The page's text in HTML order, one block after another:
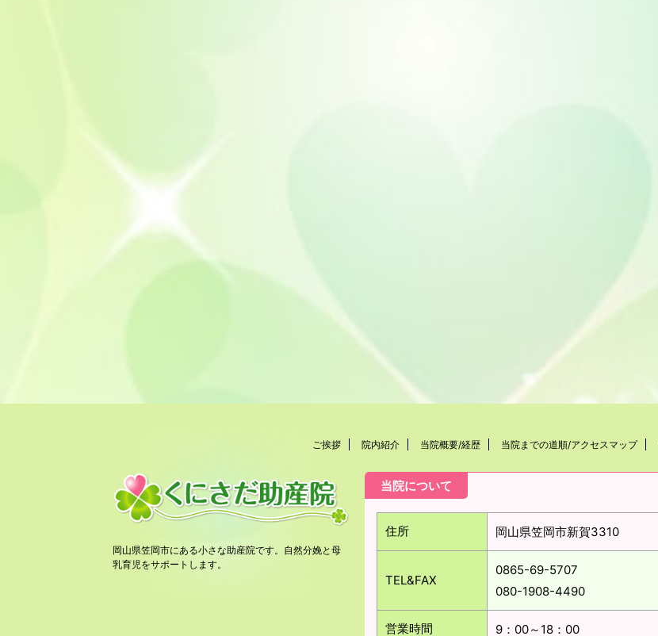
ご挨拶 院内紹介 当院概要/経歴 当院までの道順/アクセスマップ
当院について
住所 岡山県笠岡市新賀3310
TEL&FAX
0865-69-5707
080-1908-4490
営業時間 9：00～18：00
岡山県笠岡市にある小さな助産院です。自然分娩と母
乳育児をサポートします。